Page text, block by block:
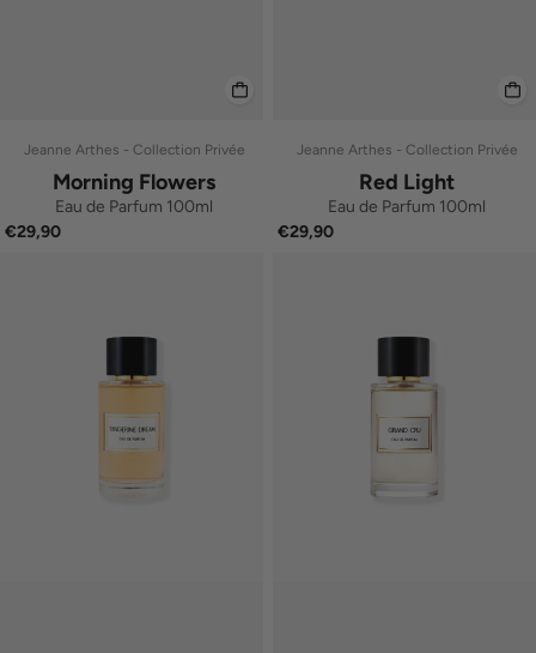
Jeanne Arthes - Collection Privée
Morning Flowers
Eau de Parfum 100ml
€29,90
Jeanne Arthes - Collection Privée
Red Light
Eau de Parfum 100ml
€29,90